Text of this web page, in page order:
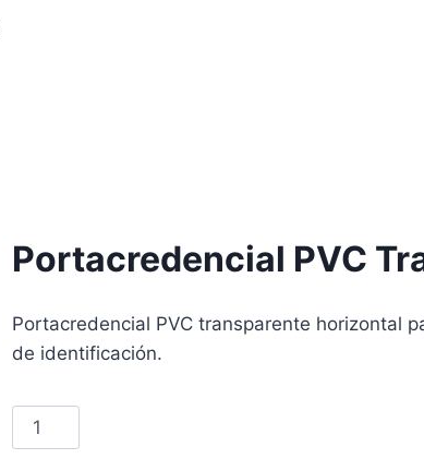
Portacredencial PVC
Portacredencial PVC transparente horizontal
de identificación.